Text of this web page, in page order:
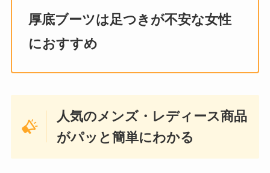
厚底ブーツは足つきが不安な女性
におすすめ
人気のメンズ・レディース商品
がパッと簡単にわかる